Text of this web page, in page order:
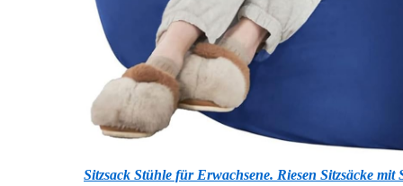
Sitzsack Stühle für Erwachsene. Riesen Sitzsäcke